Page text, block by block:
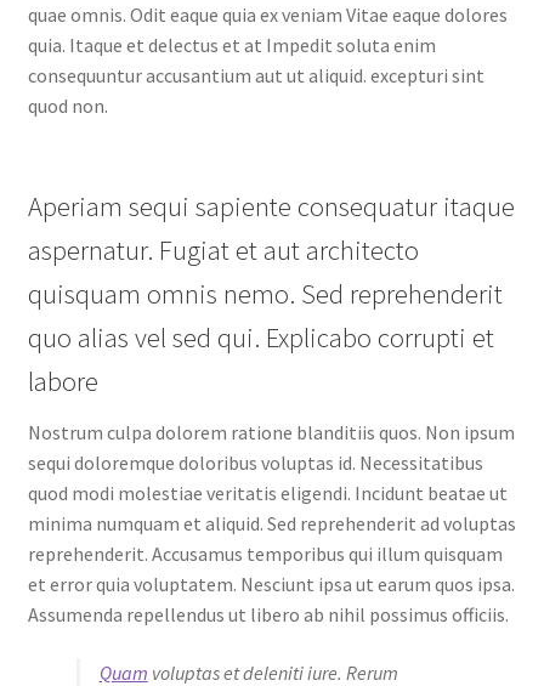
quae omnis. Odit eaque quia ex veniam Vitae eaque dolores
quia. Itaque et delectus et at Impedit soluta enim
consequuntur accusantium aut ut aliquid. excepturi sint
quod non.
Aperiam sequi sapiente consequatur itaque
aspernatur. Fugiat et aut architecto
quisquam omnis nemo. Sed reprehenderit
quo alias vel sed qui. Explicabo corrupti et
labore
Nostrum culpa dolorem ratione blanditiis quos. Non ipsum
sequi doloremque doloribus voluptas id. Necessitatibus
quod modi molestiae veritatis eligendi. Incidunt beatae ut
minima numquam et aliquid. Sed reprehenderit ad voluptas
reprehenderit. Accusamus temporibus qui illum quisquam
et error quia voluptatem. Nesciunt ipsa ut earum quos ipsa.
Assumenda repellendus ut libero ab nihil possimus officiis.
Quam voluptas et deleniti iure. Rerum